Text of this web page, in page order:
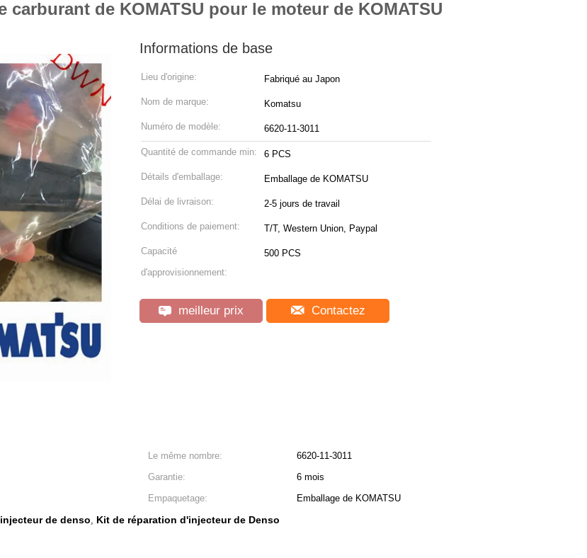
carburant de KOMATSU pour le moteur de KOMATSU
Informations de base
Lieu d'origine: Fabriqué au Japon
Nom de marque: Komatsu
Numéro de modèle: 6620-11-3011
Quantité de commande min: 6 PCS
Détails d'emballage: Emballage de KOMATSU
Délai de livraison: 2-5 jours de travail
Conditions de paiement: T/T, Western Union, Paypal
Capacité
d'approvisionnement:
500 PCS
meilleur prix Contactez
Le même nombre:
6620-11-3011
Garantie:
6 mois
Empaquetage:
Emballage de KOMATSU
de denso, Kit de réparation d'injecteur de Denso